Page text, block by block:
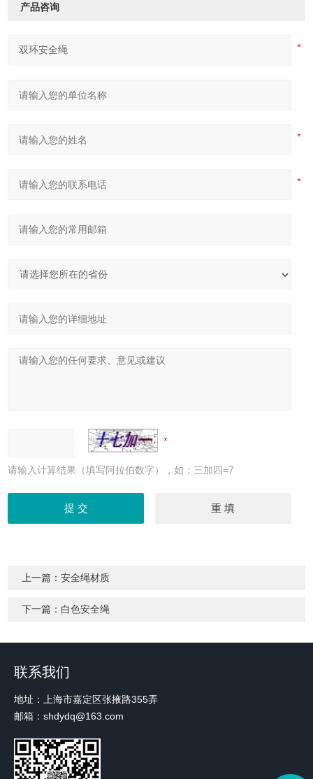
产品咨询
请输入计算结果（填写阿拉伯数字），如：三加四=7
上一篇：安全绳材质
下一篇： 白色安全绳
联系我们
地址：上海市嘉定区张掖路355弄
邮箱：shdydq@163.com